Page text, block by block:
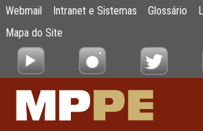
Pular para o Conteúdo principal
Barra de Guabiraba e
Webmail Intranet e Sistemas Glossário
Mapa do Site